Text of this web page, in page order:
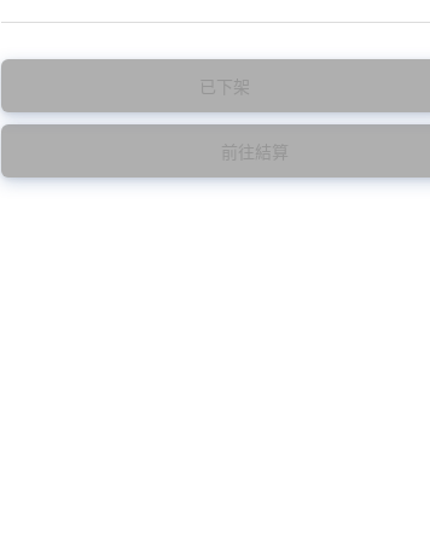
此為減價貨品
特價品不設退換，購買前請先確認所列出的尺碼是否合適。
已下架
前往結算